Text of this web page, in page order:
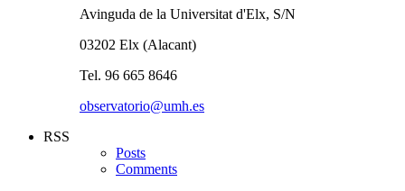
Avinguda de la Universitat d'Elx, S/N
03202 Elx (Alacant)
Tel. 96 665 8646
observatorio@umh.es
RSS
Posts
Comments